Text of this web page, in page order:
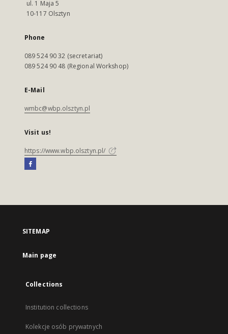
ul. 1 Maja 5
10-117 Olsztyn
Phone
089 524 90 32 (secretariat)
089 524 90 48 (Regional Workshop)
E-Mail
wmbc@wbp.olsztyn.pl
Visit us!
https://www.wbp.olsztyn.pl/
SITEMAP
Main page
Collections
Institution collections
Kolekcje osób prywatnych